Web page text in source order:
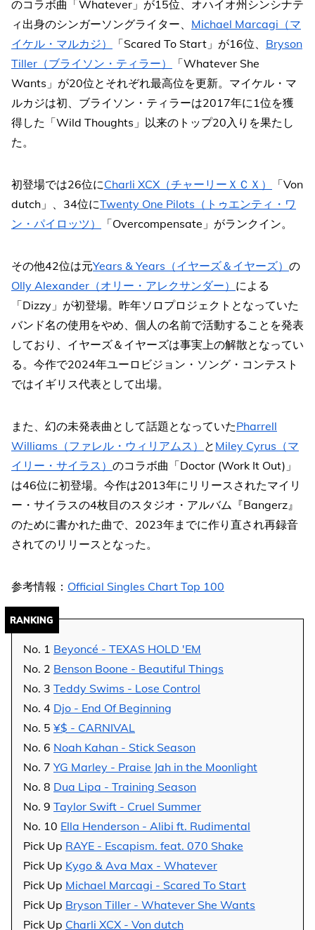
のコラボ曲「Whatever」が15位、オハイオ州シンシナテ
ィ出身のシンガーソングライター、 Michael Marcagi（マ
イケル・マルカジ）
「Scared To Start」が16位、 Bryson
Tiller（ブライソン・ティラー）
「Whatever She
Wants」が20位とそれぞれ最高位を更新。マイケル・マ
ルカジは初、ブライソン・ティラーは2017年に1位を獲
得した「Wild Thoughts」以来のトップ20入りを果たし
た。
初登場では26位にCharli XCX（チャーリーＸＣＸ）
「Von
dutch」、34位にTwenty One Pilots（トゥエンティ・ワ
ン・パイロッツ）
「Overcompensate」がランクイン。
その他42位は元Years & Years（イヤーズ＆イヤーズ） の
Olly Alexander（オリー・アレクサンダー） による
「Dizzy」が初登場。昨年ソロプロジェクトとなっていた
バンド名の使用をやめ、個人の名前で活動することを発表
しており、イヤーズ＆イヤーズは事実上の解散となってい
る。今作で2024年ユーロビジョン・ソング・コンテスト
ではイギリス代表として出場。
また、幻の未発表曲として話題となっていたPharrell
Williams（ファレル・ウィリアムス） と Miley Cyrus（マ
イリー・サイラス） のコラボ曲「Doctor (Work It Out)」
は46位に初登場。今作は2013年にリリースされたマイリ
ー・サイラスの4枚目のスタジオ・アルバム『Bangerz』
のために書かれた曲で、2023年までに作り直され再録音
されてのリリースとなった。
参考情報： Official Singles Chart Top 100
RANKING
No. 1 Beyoncé - TEXAS HOLD 'EM
No. 2 Benson Boone - Beautiful Things
No. 3 Teddy Swims - Lose Control
No. 4 Djo - End Of Beginning
No. 5 ¥$ - CARNIVAL
No. 6 Noah Kahan - Stick Season
No. 7 YG Marley - Praise Jah in the Moonlight
No. 8 Dua Lipa - Training Season
No. 9 Taylor Swift - Cruel Summer
No. 10 Ella Henderson - Alibi ft. Rudimental
Pick Up RAYE - Escapism. feat. 070 Shake
Pick Up Kygo & Ava Max - Whatever
Pick Up Michael Marcagi - Scared To Start
Pick Up Bryson Tiller - Whatever She Wants
Pick Up Charli XCX - Von dutch